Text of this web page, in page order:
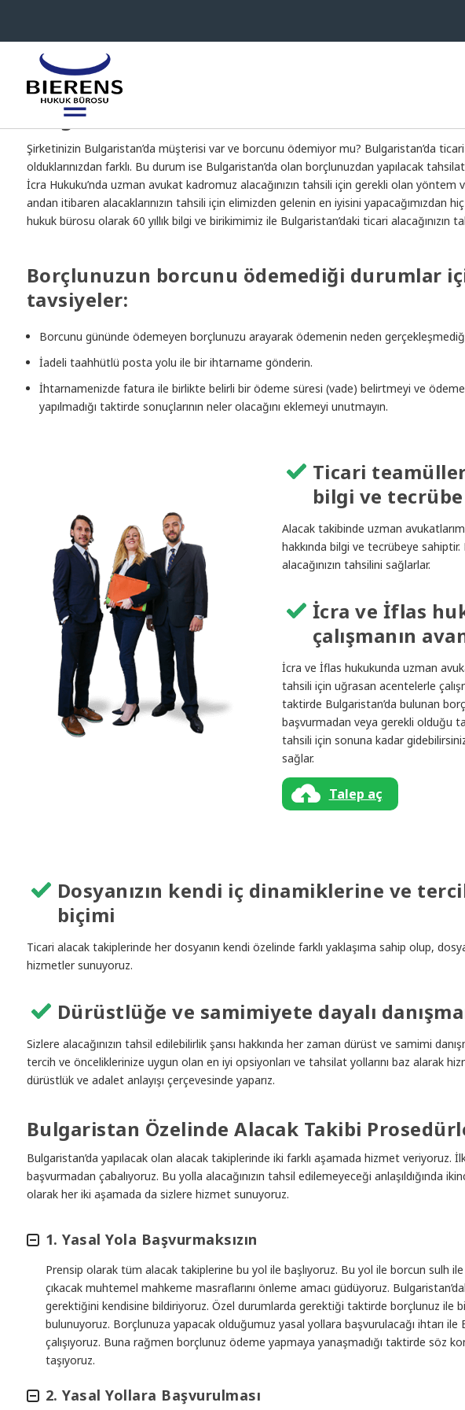
Bulgaristan’da Alacak Takibi
Şirketinizin Bulgaristan’da müşterisi var ve borcunu ödemiyor mu? Bulgaristan’da
olduklarınızdan farklı. Bu durum ise Bulgaristan’da olan borçlunuzdan yapılacak
İcra Hukuku’nda uzman avukat kadromuz alacağınızın tahsili için gerekli olan
andan itibaren alacaklarınızın tahsili için elimizden gelenin en iyisini yapacağımızdan
hukuk bürosu olarak 60 yıllık bilgi ve birikimimiz ile Bulgaristan’daki ticari alacağınızın
Borçlunuzun borcunu ödemediği durumlar
tavsiyeler:
Borcunu gününde ödemeyen borçlunuzu arayarak ödemenin neden
İadeli taahhütlü posta yolu ile bir ihtarname gönderin.
İhtarnamenizde fatura ile birlikte belirli bir ödeme süresi (vade) belirtmeyi ve ödeme
yapılmadığı taktirde sonuçlarının neler olacağını eklemeyi unutmayın.
Ticari
bilgi ve tecrübe
Alacak takibinde uzman
hakkında bilgi ve tecrübeye sahiptir.
alacağınızın tahsilini sağlarlar.
İcra ve İflas
çalışmanın
İcra ve İflas hukukunda uzman
tahsili için uğrasan acentelerle
taktirde Bulgaristan’da bulunan
başvurmadan veya gerekli olduğu
tahsili için sonuna kadar
sağlar.
Talep aç
Dosyanızın kendi iç dinamiklerine ve
biçimi
Ticari alacak takiplerinde her dosyanın kendi özelinde farklı yaklaşıma sahip olup,
hizmetler sunuyoruz.
Dürüstlüğe ve samimiyete dayalı
Sizlere alacağınızın tahsil edilebilirlik şansı hakkında her zaman dürüst ve samimi
tercih ve önceliklerinize uygun olan en iyi opsiyonları ve tahsilat yollarını baz alarak
dürüstlük ve adalet anlayışı çerçevesinde yaparız.
Bulgaristan Özelinde Alacak Takibi
Bulgaristan’da yapılacak olan alacak takiplerinde iki farklı aşamada hizmet
başvurmadan çabalıyoruz. Bu yolla alacağınızın tahsil edilemeyeceği anlaşıldığında
olarak her iki aşamada da sizlere hizmet sunuyoruz.
1. Yasal Yola Başvurmaksızın
Prensip olarak tüm alacak takiplerine bu yol ile başlıyoruz. Bu yol ile borcun sulh
çıkacak muhtemel mahkeme masraflarını önleme amacı güdüyoruz.
gerektiğini kendisine bildiriyoruz. Özel durumlarda gerektiği taktirde borçlunuz ile
bulunuyoruz. Borçlunuza yapacak olduğumuz yasal yollara başvurulacağı ihtarı
çalışıyoruz. Buna rağmen borçlunuz ödeme yapmaya yanaşmadığı taktirde söz
taşıyoruz.
2. Yasal Yollara Başvurulması